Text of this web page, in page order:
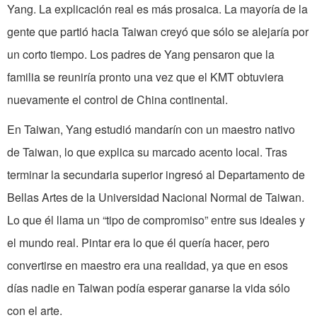
Yang. La explicación real es más prosaica. La mayoría de la
gente que partió hacia Taiwan creyó que sólo se alejaría por
un corto tiempo. Los padres de Yang pensaron que la
familia se reuniría pronto una vez que el KMT obtuviera
nuevamente el control de China continental.
En Taiwan, Yang estudió mandarín con un maestro nativo
de Taiwan, lo que explica su marcado acento local. Tras
terminar la secundaria superior ingresó al Departamento de
Bellas Artes de la Universidad Nacional Normal de Taiwan.
Lo que él llama un “tipo de compromiso” entre sus ideales y
el mundo real. Pintar era lo que él quería hacer, pero
convertirse en maestro era una realidad, ya que en esos
días nadie en Taiwan podía esperar ganarse la vida sólo
con el arte.